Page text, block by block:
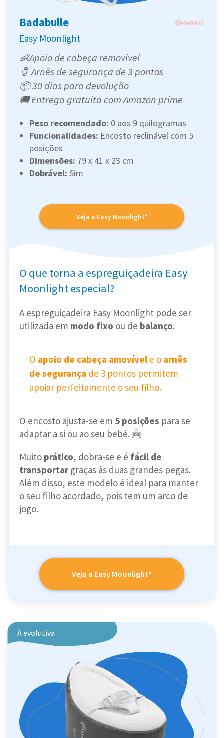
Badabulle
Easy Moonlight
👶Apoio de cabeça removível
🧷 Arnês de segurança de 3 pontos
📦 30 dias para devolução
🚚 Entrega gratuita com Amazon prime
Peso recomendado: 0 aos 9 quilogramas
Funcionalidades: Encosto reclinável com 5
posições
Dimensões: 79 x 41 x 23 cm
Dobrável: Sim
Veja a Easy Moonlight*
O que torna a espreguiçadeira Easy
Moonlight especial?
A espreguiçadeira Easy Moonlight pode ser
utilizada em modo fixo ou de balanço.
O apoio de cabeça amovível e o arnês
de segurança de 3 pontos permitem
apoiar perfeitamente o seu filho.
O encosto ajusta-se em 5 posições para se
adaptar a si ou ao seu bebé. 👼
Muito prático, dobra-se e é fácil de
transportargraças às duas grandes pegas.
Além disso, este modelo é ideal para manter
o seu filho acordado, pois tem um arco de
jogo.
Veja a Easy Moonlight*
A evolutiva